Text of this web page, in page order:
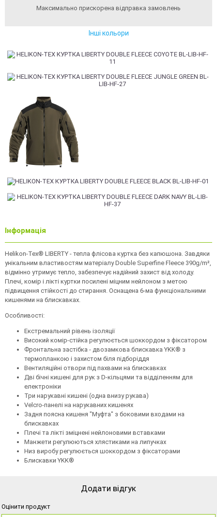
Максимально прискорена відправка замовлень
Інші кольори
Інформація
Helikon-Tex® LIBERTY - тепла флісова куртка без капюшона. Завдяки
унікальним властивостям матеріалу Double Superfine Fleece 390g/m²,
відмінно утримує тепло, забезпечує надійний захист від холоду.
Плечі, комір і лікті куртки посилені міцним нейлоном з метою
підвищення стійкості до стирання. Оснащена 6-ма функціональними
кишенями на блискавках.
Особливості:
Екстремальний рівень ізоляції
Високий комір-стійка регулюється шоккордом з фіксатором
Фронтальна застібка - двозамкова блискавка YKK® з
термопланкою і захистом біля підборіддя
Вентиляційні отвори під пахвами на блискавках
Дві бічні кишені для рук з D-кільцями та відділенням для
електроніки
Три нарукавні кишені (одна внизу рукава)
Velcro-панелі на нарукавних кишенях
Задня поясна кишеня "Муфта" з боковими входами на
блискавках
Плечі та лікті зміцнені нейлоновими вставками
Манжети регулюються хлястиками на липучках
Низ виробу регулюється шоккордом з фіксаторами
Блискавки YKK®
Додати відгук
Оцінити продукт